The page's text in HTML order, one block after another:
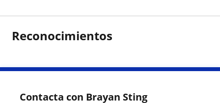
Reconocimientos
Contacta con Brayan Sting